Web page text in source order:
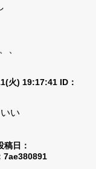
、
火) 19:17:41 ID：
い
稿日：
7ae380891